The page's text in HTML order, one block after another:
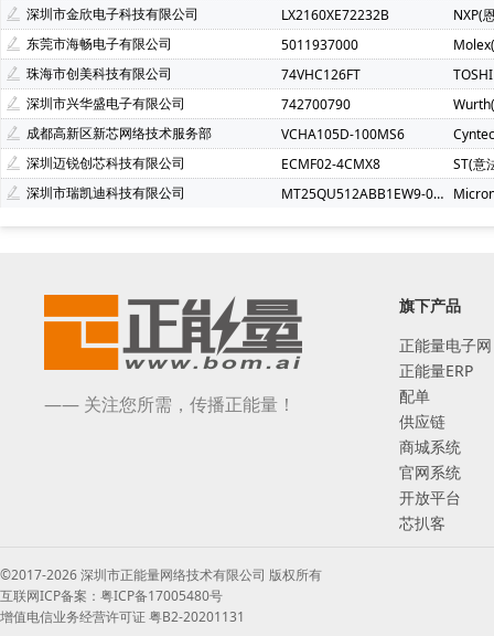
深圳市金欣电子科技有限公司
LX2160XE72232B
NXP(
东莞市海畅电子有限公司
5011937000
珠海市创美科技有限公司
74VHC126FT
深圳市兴华盛电子有限公司
742700790
成都高新区新芯网络技术服务部
VCHA105D-100MS6
深圳迈锐创芯科技有限公司
ECMF02-4CMX8
ST(意
深圳市瑞凯迪科技有限公司
MT25QU512ABB1EW9-0SIT
—— 关注您所需，传播正能量！
旗下产品
正能量电子网
正能量ERP
配单
供应链
商城系统
官网系统
开放平台
芯扒客
©2017-2026 深圳市正能量网络技术有限公司 版权所有
互联网ICP备案：粤ICP备17005480号
增值电信业务经营许可证 粤B2-20201131